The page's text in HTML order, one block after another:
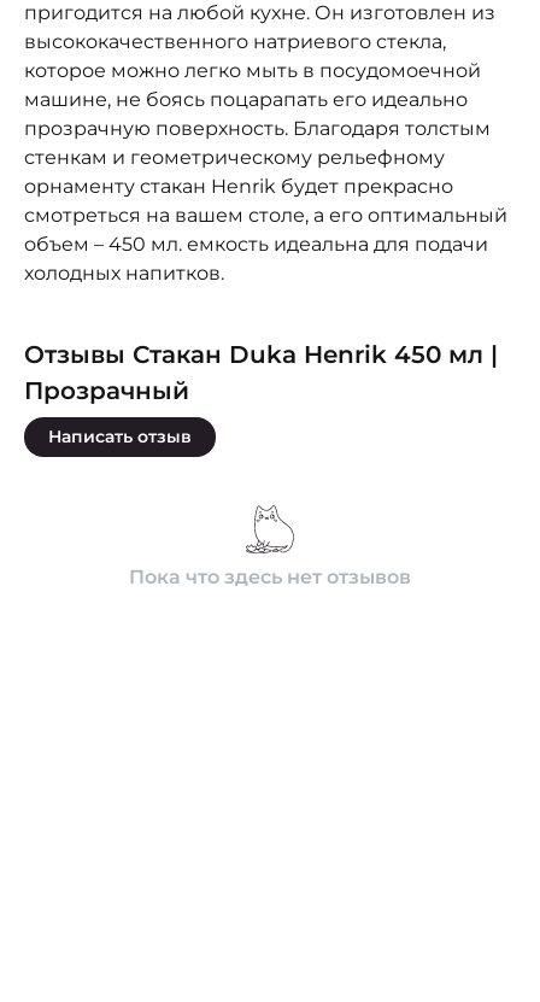
пригодится на любой кухне. Он изготовлен из
высококачественного натриевого стекла,
которое можно легко мыть в посудомоечной
машине, не боясь поцарапать его идеально
прозрачную поверхность. Благодаря толстым
стенкам и геометрическому рельефному
орнаменту стакан Henrik будет прекрасно
смотреться на вашем столе, а его оптимальный
объем – 450 мл. емкость идеальна для подачи
холодных напитков.
Отзывы Стакан Duka Henrik 450 мл |
Прозрачный
Написать отзыв
Пока что здесь нет отзывов